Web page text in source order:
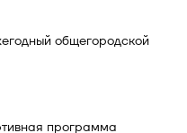
программа